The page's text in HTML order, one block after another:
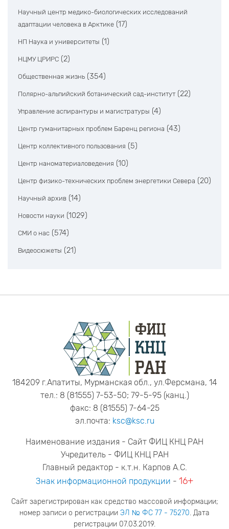
Научный центр медико-биологических исследований
адаптации человека в Арктике (17)
НП Наука и университеты (1)
НЦМУ ЦРИРС (2)
Общественная жизнь (354)
Полярно-альпийский ботанический сад-институт (22)
Управление аспирантуры и магистратуры (4)
Центр гуманитарных проблем Баренц региона (43)
Центр коллективного пользования (5)
Центр наноматериаловедения (10)
Центр физико-технических проблем энергетики Севера (20)
Научный архив (14)
Новости науки (1029)
СМИ о нас (574)
Видеосюжеты (21)
184209 г.Апатиты, Мурманская обл., ул.Ферсмана, 14
тел.: 8 (81555) 7-53-50; 79-5-95 (канц.)
факс: 8 (81555) 7-64-25
эл.почта: ksc@ksc.ru
Наименование издания - Сайт ФИЦ КНЦ РАН
Учредитель - ФИЦ КНЦ РАН
Главный редактор - к.т.н. Карпов А.С.
Знак информационной продукции - 16+
Сайт зарегистрирован как средство массовой информации;
номер записи о регистрации ЭЛ № ФС 77 - 75270. Дата
регистрации 07.03.2019.